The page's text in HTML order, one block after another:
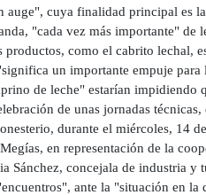
auge", cuya finalidad principal es
"cada vez más importante" de
como el cabrito lechal,
un importante empuje para
de leche" estarían impidiendo
de unas jornadas técnicas,
durante el miércoles, 14
en representación de la
Sánchez, concejala de industria y
ante la "situación en la